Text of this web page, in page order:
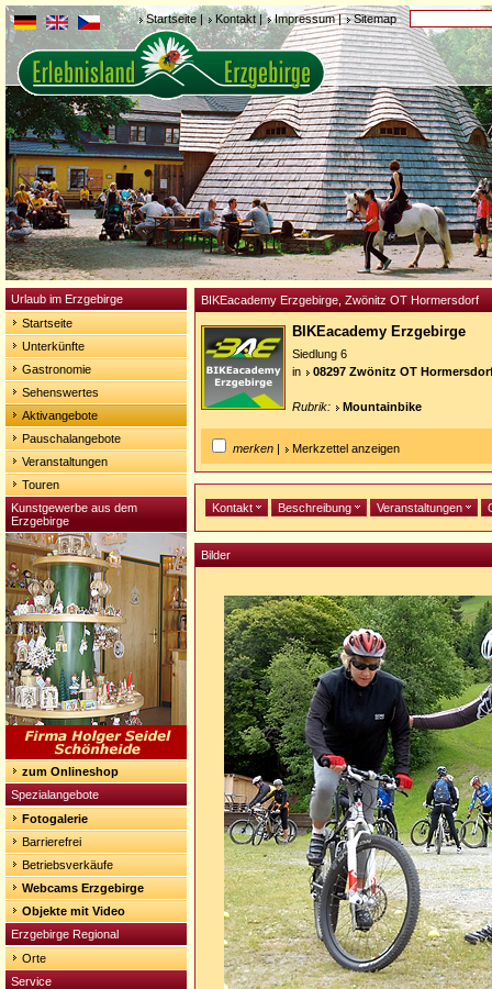
Startseite| Kontakt| Impressum| Sitemap
Urlaub im Erzgebirge
Startseite
Unterkünfte
Gastronomie
Sehenswertes
Aktivangebote
Pauschalangebote
Veranstaltungen
Touren
Kunstgewerbe aus dem
Erzgebirge
zum Onlineshop
Spezialangebote
Fotogalerie
Barrierefrei
Betriebsverkäufe
Webcams Erzgebirge
Objekte mit Video
Erzgebirge Regional
Orte
Service
BIKEacademy Erzgebirge, Zwönitz OT Hormersdorf
BIKEacademy Erzgebirge
Siedlung 6
in
08297 Zwönitz OT
Rubrik: Mountainbike
merken | Merkzettel anzeigen
Kontakt Beschreibung Veranstaltungen
Bilder